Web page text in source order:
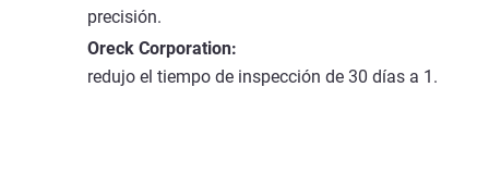
precisión.
Oreck Corporation:
redujo el tiempo de inspección de 30 días a 1.